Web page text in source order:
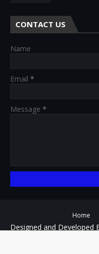
CONTACT US
Name
Email *
Message *
Home
Designed and Developed